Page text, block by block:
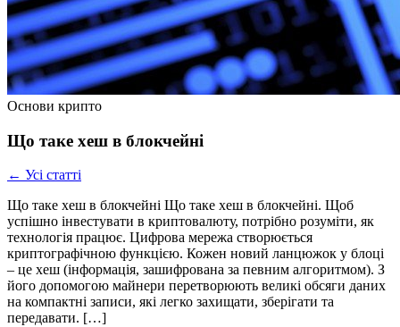
Основи крипто
Що таке хеш в блокчейні
← Усі статті
Що таке хеш в блокчейні Що таке хеш в блокчейні. Щоб
успішно інвестувати в криптовалюту, потрібно розуміти, як
технологія працює. Цифрова мережа створюється
криптографічною функцією. Кожен новий ланцюжок у блоці
– це хеш (інформація, зашифрована за певним алгоритмом). З
його допомогою майнери перетворюють великі обсяги даних
на компактні записи, які легко захищати, зберігати та
передавати. […]